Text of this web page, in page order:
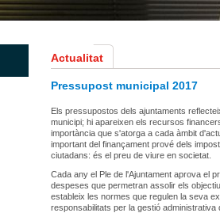
Actualitat
Pressupost municipal 2017
Els pressupostos dels ajuntaments
municipi; hi apareixen els recursos
importància que s'atorga a cada àmbit
important del finançament prové dels
ciutadans: és el preu de viure en societat.
Cada any el Ple de l'Ajuntament aprova el
despeses que permetran assolir els
estableix les normes que regulen la seva
responsabilitats per la gestió